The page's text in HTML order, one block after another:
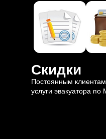
Скидки
Постоянным
услуги эвакуатора